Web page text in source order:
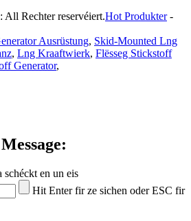
Rechter reservéiert.Hot Produkter-
Ausrüstung, Skid-Mounted Lng
, Lng Kraaftwierk, Flësseg Stickstoff
Generator,
schéckt en un eis
Hit Enter fir ze sichen oder ESC fir